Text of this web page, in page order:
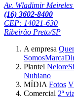
Av. Wladimir
(16) 3602-8400
CEP: 14021-630
Ribeirão Preto/SP
A empresa
SomosMarca
Plantel Nelore
Nubiano
MÍDIA Fotos
Comercial 2ª